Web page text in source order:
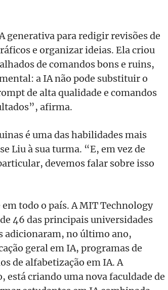
generativa para redigir revisões de
e organizar ideias. Ela criou
de comandos bons e ruins,
a IA não pode substituir o
de alta qualidade e comandos
afirma.
é uma das habilidades mais
Liu à sua turma. “E, em vez de
devemos falar sobre isso
todo o país. A MIT Technology
46 das principais universidades
adicionaram, no último ano,
geral em IA, programas de
de alfabetização em IA. A
criando uma nova faculdade de